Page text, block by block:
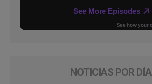
NOTICIAS POR DÍA